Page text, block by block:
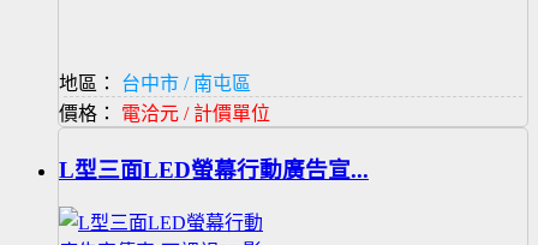
地區：
台中市 / 南屯區
價格： 電洽元 / 計價單位
L型三面LED螢幕行動廣告宣...